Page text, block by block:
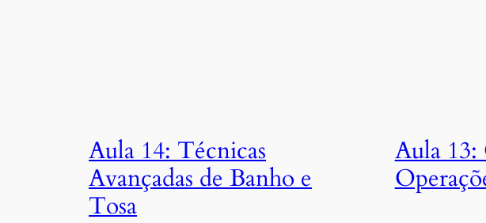
Aula 14: Técnicas
Avançadas de Banho e
Tosa
Aula 13: